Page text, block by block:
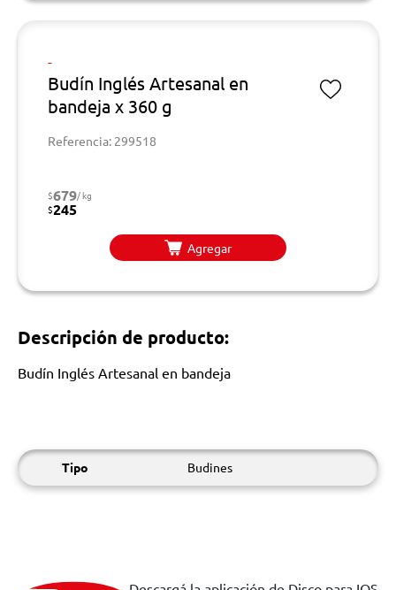
-
Budín Inglés Artesanal en
bandeja x 360 g
Referencia: 299518
$679/ kg
$245
Agregar
Descripción de producto:
Budín Inglés Artesanal en bandeja
Tipo Budines